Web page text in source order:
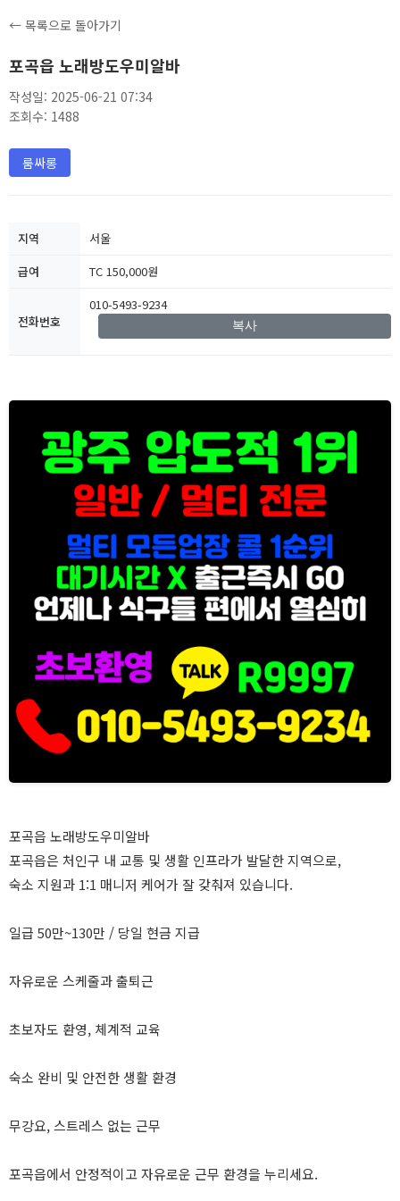
← 목록으로 돌아가기
포곡읍 노래방도우미알바
작성일: 2025-06-21 07:34
조회수: 1488
룸싸롱
지역
서울
급여
TC 150,000원
전화번호
010-5493-9234
복사
포곡읍 노래방도우미알바
포곡읍은 처인구 내 교통 및 생활 인프라가 발달한 지역으로,
숙소 지원과 1:1 매니저 케어가 잘 갖춰져 있습니다.
일급 50만~130만 / 당일 현금 지급
자유로운 스케줄과 출퇴근
초보자도 환영, 체계적 교육
숙소 완비 및 안전한 생활 환경
무강요, 스트레스 없는 근무
포곡읍에서 안정적이고 자유로운 근무 환경을 누리세요.